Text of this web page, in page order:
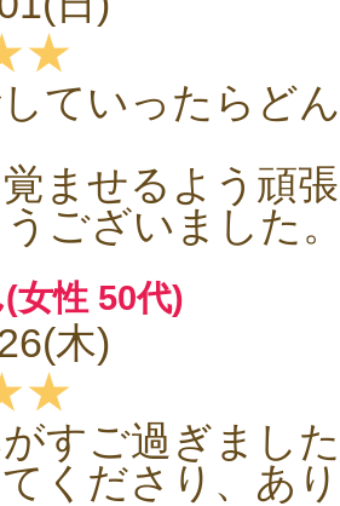
ていったらど
ませるよう頑
ございました
女性 50代)
木)
すご過ぎまし
くださり、あ